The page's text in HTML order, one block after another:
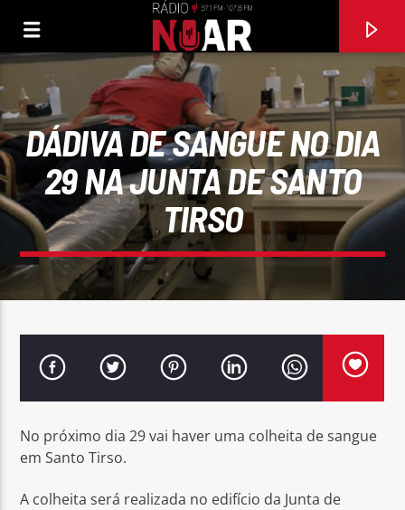
A VIDA É LINDA
DÁDIVA DE SANGUE NO DIA
29 NA JUNTA DE SANTO
TIRSO
No próximo dia 29 vai haver uma colheita de sangue
em Santo Tirso.
A colheita será realizada no edifício da Junta de